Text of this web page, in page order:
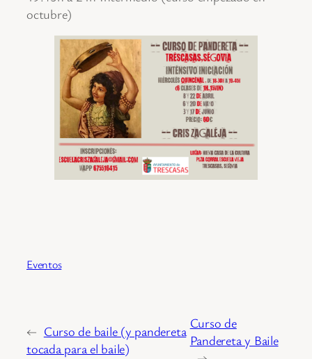
octubre)
Eventos
← Curso de baile (y pandereta
tocada para el baile)
Curso de
Pandereta y Baile